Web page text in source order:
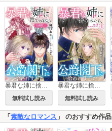
暴君な姉に捨てられたら、公爵閣下に拾われました【合冊版】
無料試し読み
暴君な姉に捨てられたら、公爵閣下に拾われました
無料試し読み
「 素敵なロマンス 」 のおすすめ作品